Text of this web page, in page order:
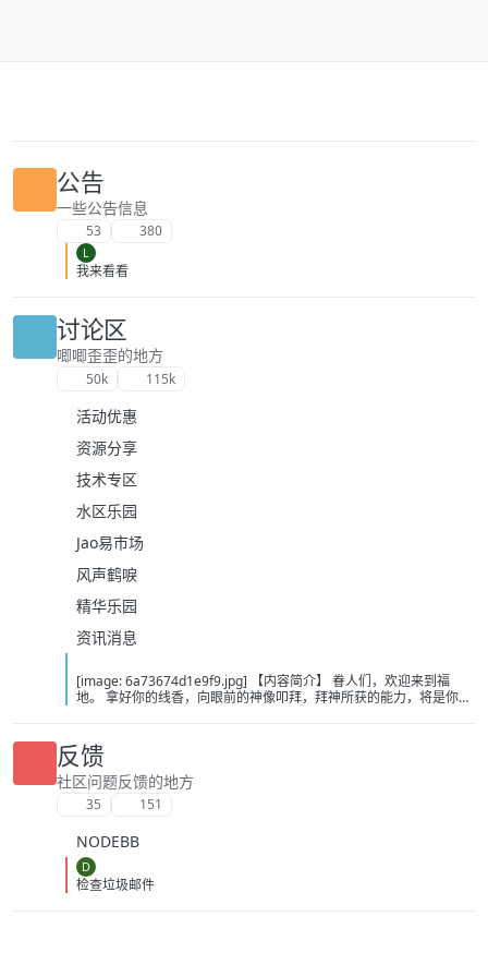
公告
一些公告信息
53 380
L
我来看看
讨论区
唧唧歪歪的地方
50k 115k
活动优惠
资源分享
技术专区
水区乐园
Jao易市场
风声鹤唳
精华乐园
资讯消息
[image: 6a73674d1e9f9.jpg] 【内容简介】 眷人们，欢迎来到福
地。 拿好你的线香，向眼前的神像叩拜，拜神所获的能力，将是你们
悲剧轮回…… 【作者简介】 作者：幻梦猎人，起点中文网作者，代表
作品：《灾厄收容所》《诡异分解指南》《天灾疯人院》《基因收容
所》等 【下载地址】 百度：
https://pan.baidu.com/s/1CTpsB1_Ju5NwzAhO0MvwZQ?pwd=9a1v
夸克：https://pan.quark.cn/s/ffe07719ebb3?pwd=aUYh 移动：
反馈
社区问题反馈的地方
35 151
NODEBB
D
检查垃圾邮件